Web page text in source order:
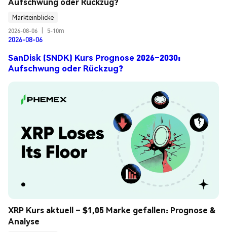
Markteinblicke
2026-08-06
5-10m
2026-08-06
SanDisk (SNDK) Kurs Prognose 2026–2030:
Aufschwung oder Rückzug?
XRP Kurs aktuell – $1,05 Marke gefallen: Prognose &
Analyse